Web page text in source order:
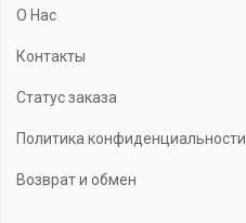
О Нас
Контакты
Статус заказа
Политика конфиденциальности
Возврат и обмен